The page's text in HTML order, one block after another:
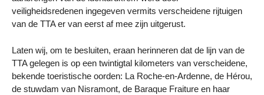
veiligheidsredenen ingegeven vermits verscheidene rijtuigen
van de TTA er van eerst af mee zijn uitgerust.
Laten wij, om te besluiten, eraan herinneren dat de lijn van de
TTA gelegen is op een twintigtal kilometers van verscheidene,
bekende toeristische oorden: La Roche-en-Ardenne, de Hérou,
de stuwdam van Nisramont, de Baraque Fraiture en haar